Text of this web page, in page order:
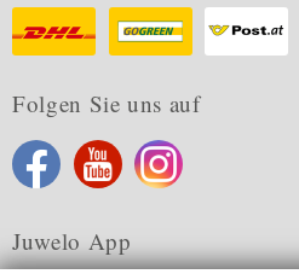
Folgen Sie uns auf
Juwelo App